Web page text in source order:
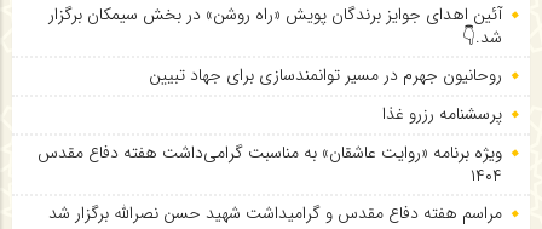
آئین اهدای جوایز برندگان پویش «راه روشن» در بخش سیمکان برگزار
شد.👇
روحانیون جهرم در مسیر توانمندسازی برای جهاد تبیین
پرسشنامه رزرو غذا
ویژه برنامه «روایت عاشقان» به مناسبت گرامی‌داشت هفته دفاع مقدس
۱۴۰۴
مراسم هفته دفاع مقدس و گرامیداشت شهید حسن نصرالله برگزار شد